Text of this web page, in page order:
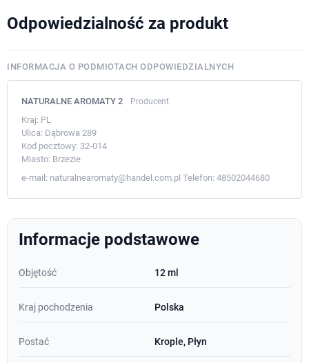
Odpowiedzialność za produkt
INFORMACJA O PODMIOTACH ODPOWIEDZIALNYCH
NATURALNE AROMATY 2 Producent
Kraj: PL
Ulica: Dąbrowa 289
Kod pocztowy: 32-014
Miasto: Brzezie
e-mail: naturalnearomaty@handel.com.pl Telefon: 48502044680
Informacje podstawowe
Objętość 12 ml
Kraj pochodzenia Polska
Postać Krople, Płyn